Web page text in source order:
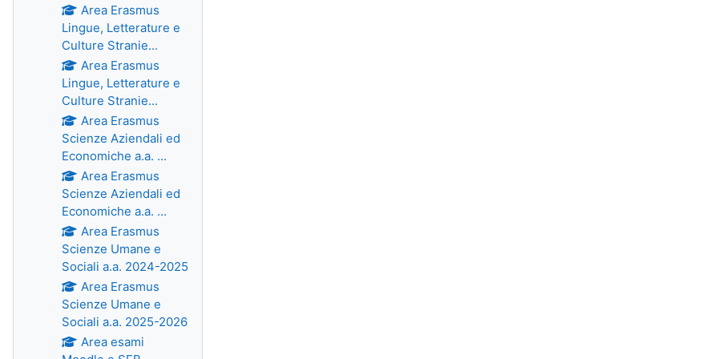
Area Erasmus
Lingue, Letterature e
Culture Stranie...
Area Erasmus
Lingue, Letterature e
Culture Stranie...
Area Erasmus
Scienze Aziendali ed
Economiche a.a. ...
Area Erasmus
Scienze Aziendali ed
Economiche a.a. ...
Area Erasmus
Scienze Umane e
Sociali a.a. 2024-2025
Area Erasmus
Scienze Umane e
Sociali a.a. 2025-2026
Area esami